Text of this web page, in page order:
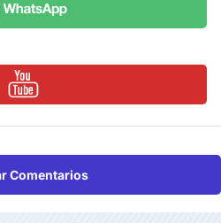
Comentarios